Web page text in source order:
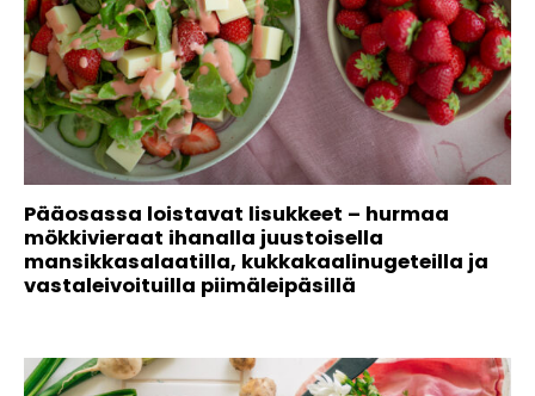
Pääosassa loistavat lisukkeet – hurmaa
mökkivieraat ihanalla juustoisella
mansikkasalaatilla, kukkakaalinugeteilla ja
vastaleivoituilla piimäleipäsillä